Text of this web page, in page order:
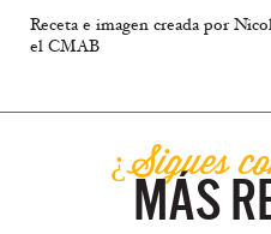
Receta e imagen creada por
el CMAB
¿Sigues
MÁS